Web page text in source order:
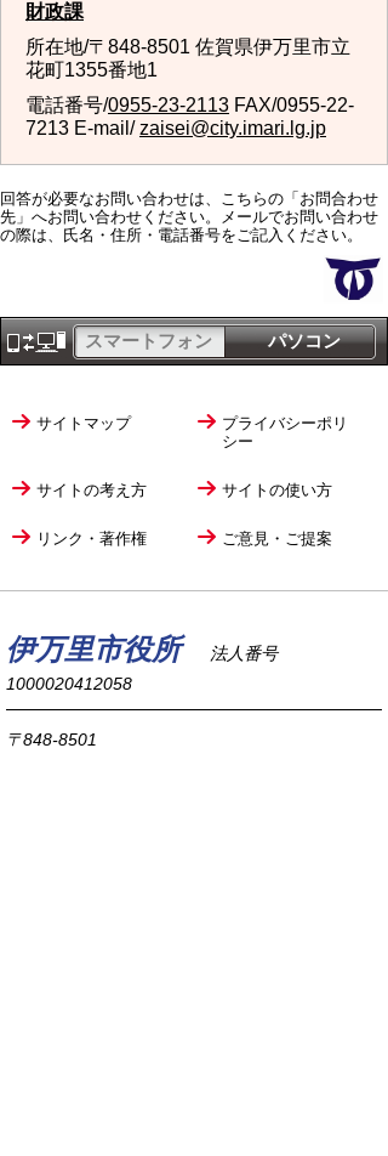
財政課
所在地/〒848-8501 佐賀県伊万里市立
花町1355番地1
電話番号/0955-23-2113 FAX/0955-22-
7213 E-mail/zaisei@city.imari.lg.jp
回答が必要なお問い合わせは、こちらの「お問合わせ
先」へお問い合わせください。メールでお問い合わせ
の際は、氏名・住所・電話番号をご記入ください。
パソコン
スマートフォン
サイトマップ
プライバシーポリ
シー
サイトの考え方 サイトの使い方
リンク・著作権 ご意見・ご提案
伊万里市役所
法人番号
1000020412058
〒848-8501